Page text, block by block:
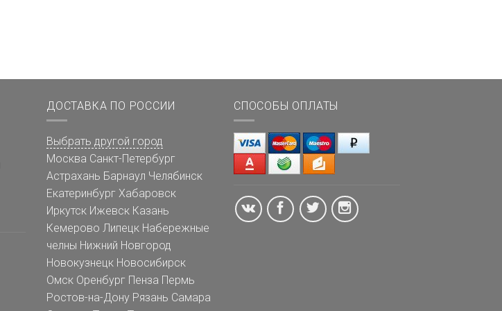
ДОСТАВКА ПО РОССИИ
Выбрать другой город
Москва Санкт-Петербург
Астрахань Барнаул Челябинск
Екатеринбург Хабаровск
Иркутск Ижевск Казань
Кемерово Липецк Набережные
челны Нижний Новгород
Новокузнецк Новосибирск
Омск Оренбург Пенза Пермь
Ростов-на-Дону Рязань Самара
СПОСОБЫ ОПЛАТЫ